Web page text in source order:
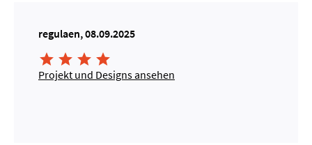
regulaen, 08.09.2025
   
Projekt und Designs ansehen